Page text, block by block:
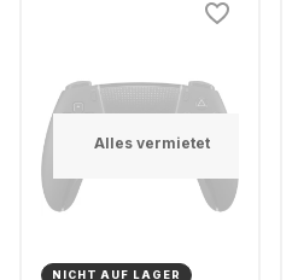
Alles vermietet
NICHT AUF LAGER